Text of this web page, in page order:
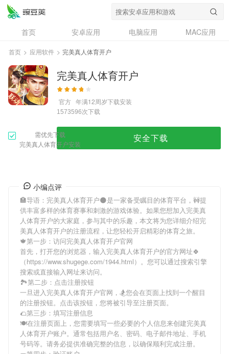
首页 安卓应用 电脑应用
MAC应用
资讯
专题
问答
首页 > 应用软件 > 完美真人体育开户
完美真人体育开户
官方 年满12周岁下载安装
1573596次下载
需优先下载
完美真人体育开户安装
安全下载
小编点评
🏣导语： 完美真人体育开户🌑是一家备受瞩目的体育平台，🚧提
供丰富多样的体育赛事和刺激的游戏体验。如果您想加入完美真
人体育开户的大家庭，参与其中的乐趣，本文将为您详细介绍完
美真人体育开户的注册流程，让您轻松开启精彩的体育之旅。
🍁第一步：访问完美真人体育开户官网
首先，打开您的浏览器，输入完美真人体育开户的官方网址🍀
（https://www.shugege.com/1944.html）。您可以通过搜索引擎
搜索或直接输入网址来访问。
🏞第二步：点击注册按钮
一旦进入完美真人体育开户官网，🏂您会在页面上找到一个醒目
的注册按钮。点击该按钮，您将被引导至注册页面。
🌮第三步：填写注册信息
🍽在注册页面上，您需要填写一些必要的个人信息来创建完美真
人体育开户账户。通常包括用户名、密码、电子邮件地址、手机
号码等。请务必提供准确完整的信息，以确保顺利完成注册。